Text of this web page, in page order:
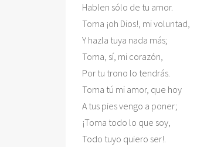
Hablen sólo de tu amor.
Toma ¡oh Dios!, mi voluntad,
Y hazla tuya nada más;
Toma, sí, mi corazón,
Por tu trono lo tendrás.
Toma tú mi amor, que hoy
A tus pies vengo a poner;
¡Toma todo lo que soy,
Todo tuyo quiero ser!.